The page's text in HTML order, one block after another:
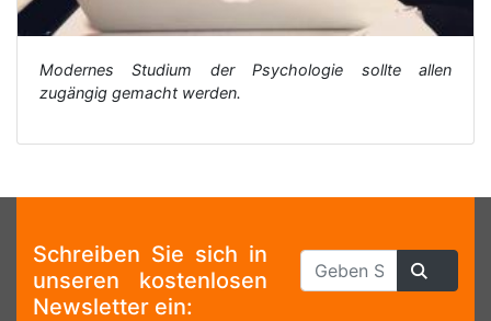
Modernes Studium der Psychologie sollte allen
zugängig gemacht werden.
Schreiben Sie sich in
unseren kostenlosen
Newsletter ein: